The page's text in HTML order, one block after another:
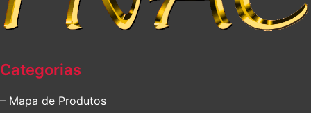
Categorias
– Mapa de Produtos